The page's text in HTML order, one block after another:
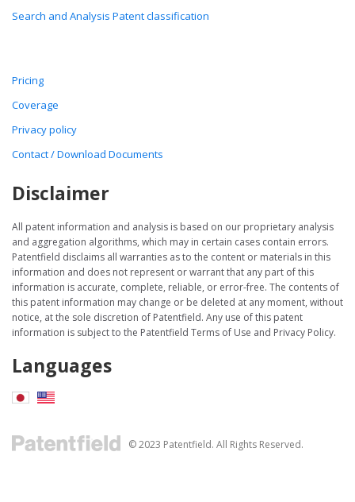
Search and Analysis Patent classification
Pricing
Coverage
Privacy policy
Contact / Download Documents
Disclaimer
All patent information and analysis is based on our proprietary analysis
and aggregation algorithms, which may in certain cases contain errors.
Patentfield disclaims all warranties as to the content or materials in this
information and does not represent or warrant that any part of this
information is accurate, complete, reliable, or error-free. The contents of
this patent information may change or be deleted at any moment, without
notice, at the sole discretion of Patentfield. Any use of this patent
information is subject to the Patentfield Terms of Use and Privacy Policy.
Languages
© 2023 Patentfield. All Rights Reserved.